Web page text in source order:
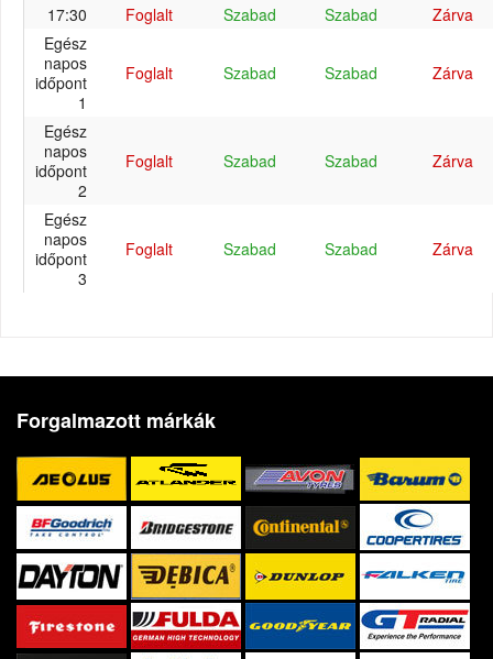
17:30
Foglalt Szabad Szabad
Zárva
Egész
napos
időpont
1
Foglalt Szabad Szabad Zárva
Egész
napos
időpont
2
Foglalt Szabad Szabad Zárva
Egész
napos
időpont
3
Foglalt Szabad Szabad Zárva
Forgalmazott márkák